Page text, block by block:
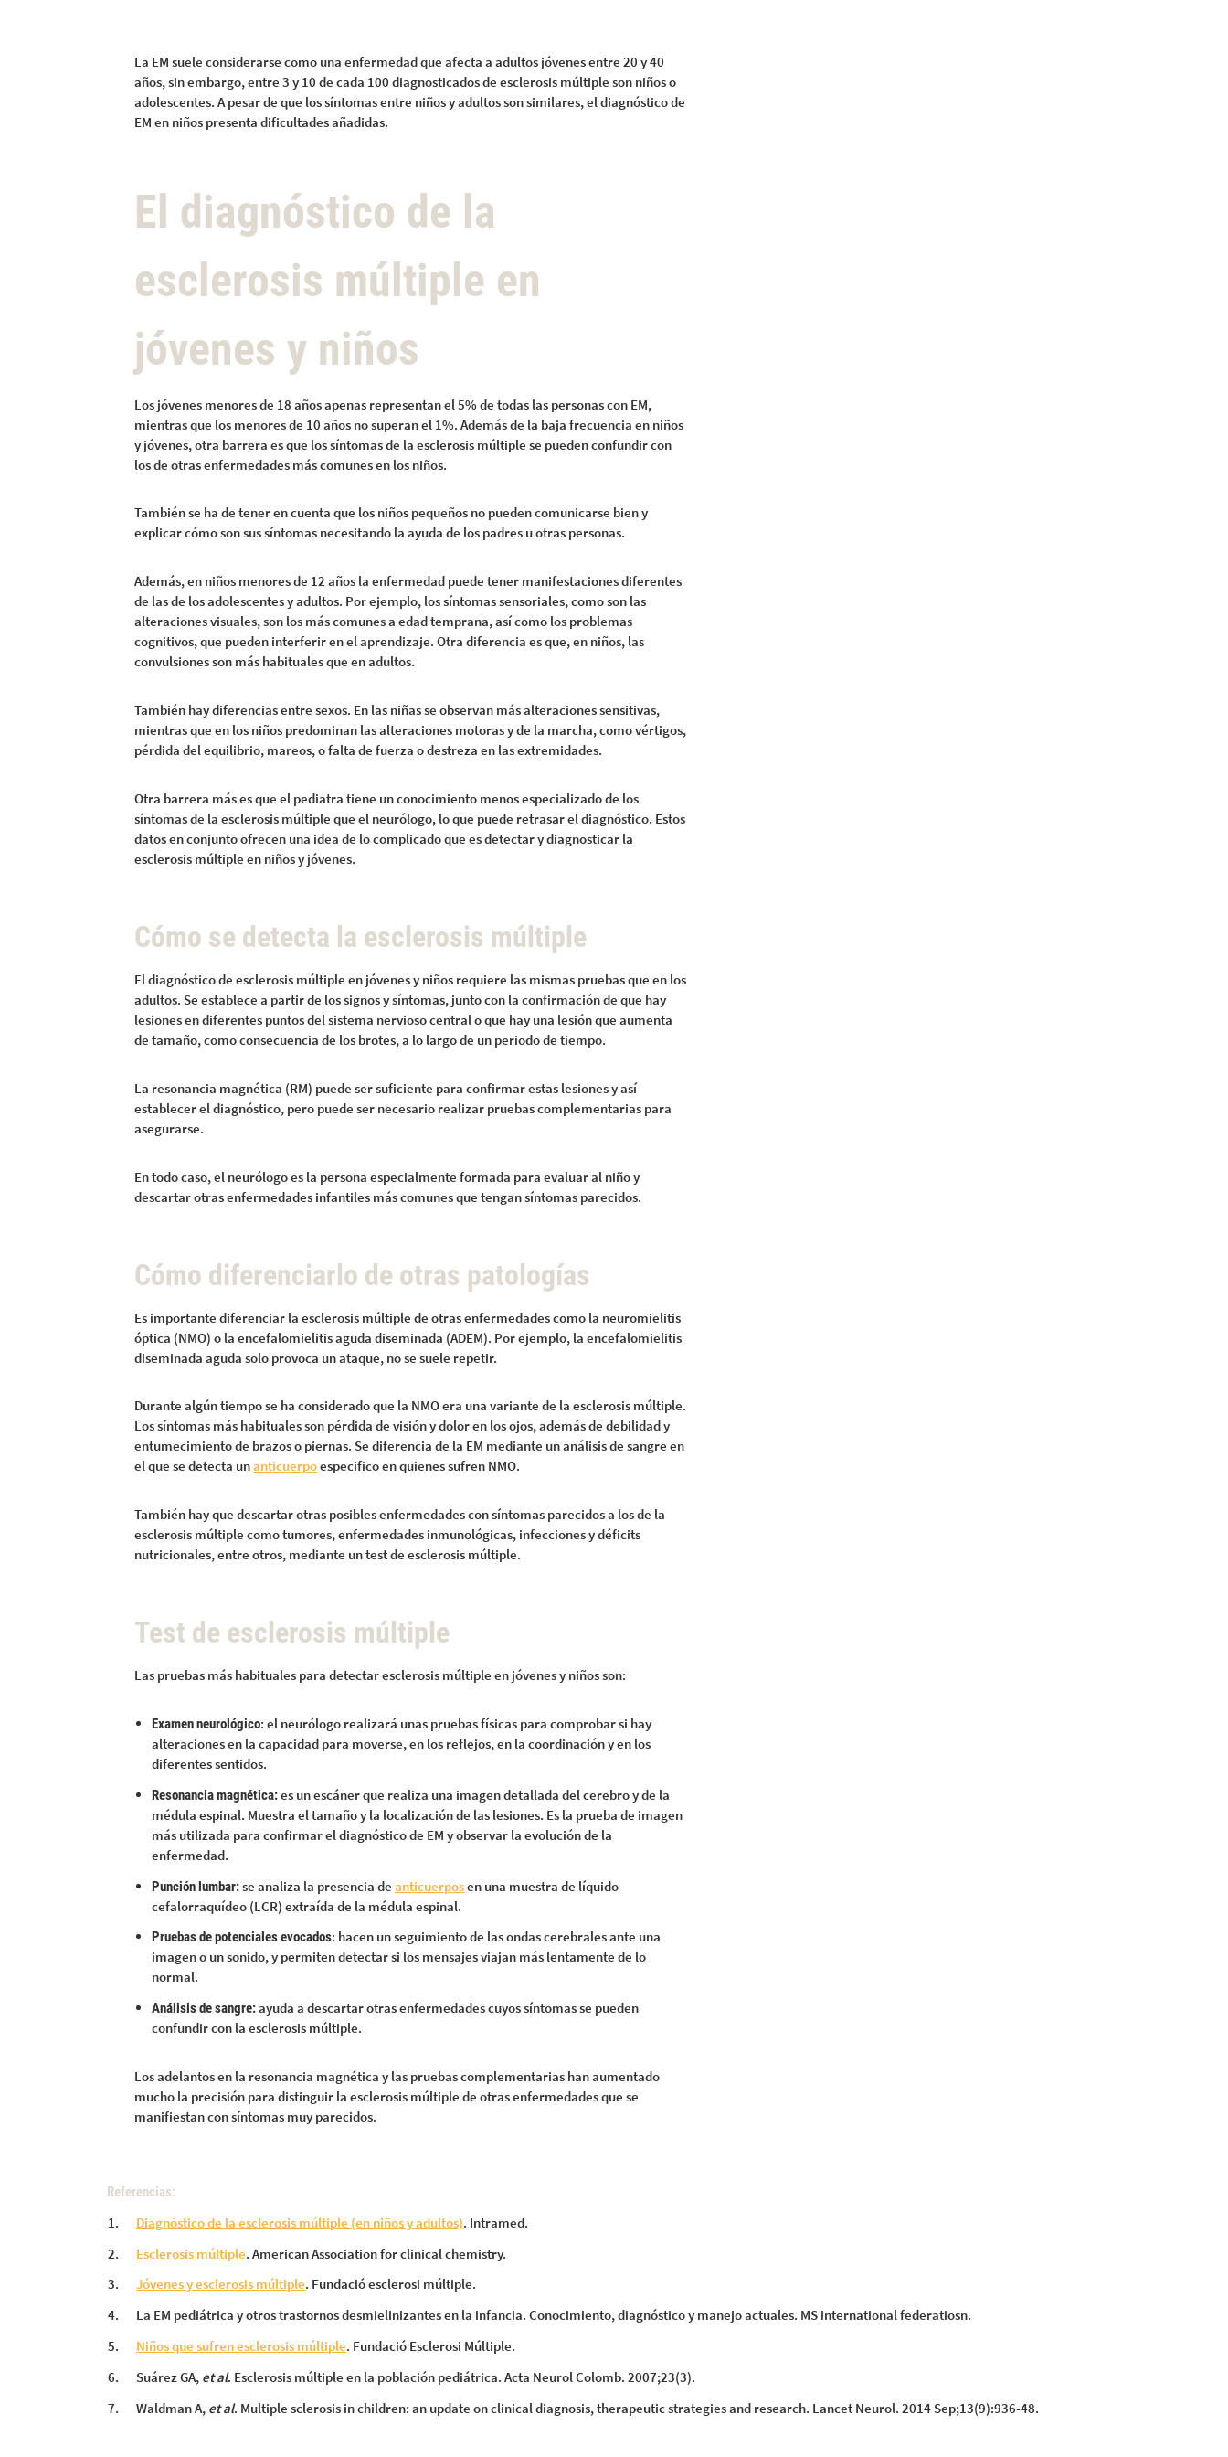
La EM suele considerarse como una enfermedad que afecta a adultos jóvenes entre 20 y 40
años, sin embargo, entre 3 y 10 de cada 100 diagnosticados de esclerosis múltiple son niños o
adolescentes. A pesar de que los síntomas entre niños y adultos son similares, el diagnóstico de
EM en niños presenta dificultades añadidas.
El diagnóstico de la
esclerosis múltiple en
jóvenes y niños
Los jóvenes menores de 18 años apenas representan el 5% de todas las personas con EM,
mientras que los menores de 10 años no superan el 1%. Además de la baja frecuencia en niños
y jóvenes, otra barrera es que los síntomas de la esclerosis múltiple se pueden confundir con
los de otras enfermedades más comunes en los niños.
También se ha de tener en cuenta que los niños pequeños no pueden comunicarse bien y
explicar cómo son sus síntomas necesitando la ayuda de los padres u otras personas.
Además, en niños menores de 12 años la enfermedad puede tener manifestaciones diferentes
de las de los adolescentes y adultos. Por ejemplo, los síntomas sensoriales, como son las
alteraciones visuales, son los más comunes a edad temprana, así como los problemas
cognitivos, que pueden interferir en el aprendizaje. Otra diferencia es que, en niños, las
convulsiones son más habituales que en adultos.
También hay diferencias entre sexos. En las niñas se observan más alteraciones sensitivas,
mientras que en los niños predominan las alteraciones motoras y de la marcha, como vértigos,
pérdida del equilibrio, mareos, o falta de fuerza o destreza en las extremidades.
Otra barrera más es que el pediatra tiene un conocimiento menos especializado de los
síntomas de la esclerosis múltiple que el neurólogo, lo que puede retrasar el diagnóstico. Estos
datos en conjunto ofrecen una idea de lo complicado que es detectar y diagnosticar la
esclerosis múltiple en niños y jóvenes.
Cómo se detecta la esclerosis múltiple
El diagnóstico de esclerosis múltiple en jóvenes y niños requiere las mismas pruebas que en los
adultos. Se establece a partir de los signos y síntomas, junto con la confirmación de que hay
lesiones en diferentes puntos del sistema nervioso central o que hay una lesión que aumenta
de tamaño, como consecuencia de los brotes, a lo largo de un periodo de tiempo.
La resonancia magnética (RM) puede ser suficiente para confirmar estas lesiones y así
establecer el diagnóstico, pero puede ser necesario realizar pruebas complementarias para
asegurarse.
En todo caso, el neurólogo es la persona especialmente formada para evaluar al niño y
descartar otras enfermedades infantiles más comunes que tengan síntomas parecidos.
Cómo diferenciarlo de otras patologías
Es importante diferenciar la esclerosis múltiple de otras enfermedades como la neuromielitis
óptica (NMO) o la encefalomielitis aguda diseminada (ADEM). Por ejemplo, la encefalomielitis
diseminada aguda solo provoca un ataque, no se suele repetir.
Durante algún tiempo se ha considerado que la NMO era una variante de la esclerosis múltiple.
Los síntomas más habituales son pérdida de visión y dolor en los ojos, además de debilidad y
entumecimiento de brazos o piernas. Se diferencia de la EM mediante un análisis de sangre en
el que se detecta unanticuerpoespecifico en quienes sufren NMO.
También hay que descartar otras posibles enfermedades con síntomas parecidos a los de la
esclerosis múltiple como tumores, enfermedades inmunológicas, infecciones y déficits
nutricionales, entre otros, mediante un test de esclerosis múltiple.
Test de esclerosis múltiple
Las pruebas más habituales para detectar esclerosis múltiple en jóvenes y niños son:
Examen neurológico: el neurólogo realizará unas pruebas físicas para comprobar si hay
alteraciones en la capacidad para moverse, en los reflejos, en la coordinación y en los
diferentes sentidos.
Resonancia magnética:es un escáner que realiza una imagen detallada del cerebro y de la
médula espinal. Muestra el tamaño y la localización de las lesiones. Es la prueba de imagen
más utilizada para confirmar el diagnóstico de EM y observar la evolución de la
enfermedad.
Punción lumbar:se analiza la presencia deanticuerposen una muestra de líquido
cefalorraquídeo (LCR) extraída de la médula espinal.
Pruebas de potenciales evocados: hacen un seguimiento de las ondas cerebrales ante una
imagen o un sonido, y permiten detectar si los mensajes viajan más lentamente de lo
normal.
Análisis de sangre:ayuda a descartar otras enfermedades cuyos síntomas se pueden
confundir con la esclerosis múltiple.
Los adelantos en la resonancia magnética y las pruebas complementarias han aumentado
mucho la precisión para distinguir la esclerosis múltiple de otras enfermedades que se
manifiestan con síntomas muy parecidos.
Referencias:
Diagnóstico de la esclerosis múltiple (en niños y adultos). Intramed.
Esclerosis múltiple. American Association for clinical chemistry.
Jóvenes y esclerosis múltiple. Fundació esclerosi múltiple.
La EM pediátrica y otros trastornos desmielinizantes en la infancia. Conocimiento, diagnóstico y manejo actuales. MS international federatiosn.
Niños que sufren esclerosis múltiple. Fundació Esclerosi Múltiple.
Suárez GA, et al. Esclerosis múltiple en la población pediátrica. Acta Neurol Colomb. 2007;23(3).
Waldman A, et al. Multiple sclerosis in children: an update on clinical diagnosis, therapeutic strategies and research. Lancet Neurol. 2014 Sep;13(9):936-48.